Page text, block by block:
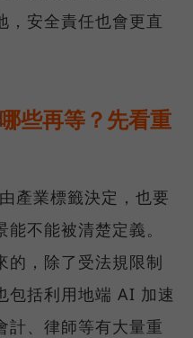
，安全責任也會更直
些再等？先看重
產業標籤決定，也要
不能被清楚定義。
的，除了受法規限制
包括利用地端 AI 加速
計、律師等有大量重